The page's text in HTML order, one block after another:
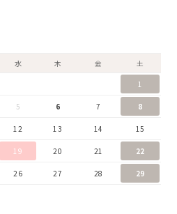
水 木 金
土
1
5 6 7 8
12 13 14 15
19 20 21 22
26 27 28 29